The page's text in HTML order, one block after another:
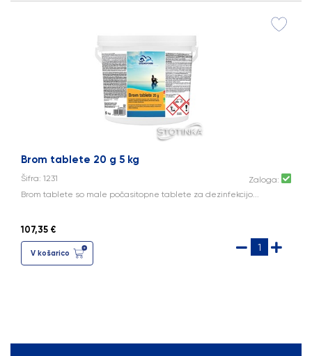
Brom tablete 20 g 5 kg
Šifra: 1231
Zaloga:
Brom tablete so male počasitopne tablete za dezinfekcijo...
107,35 €
V košarico